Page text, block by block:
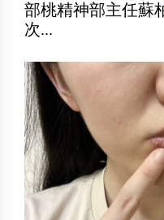
部桃精神部主任
次...